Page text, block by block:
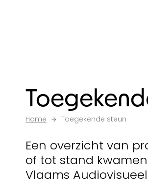
Home Toegekende steun
Een overzicht van
of tot stand
Vlaams